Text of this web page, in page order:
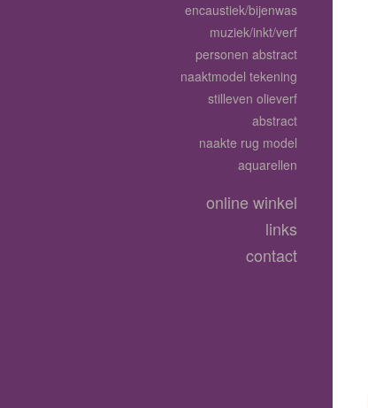
encaustiek/bijenwas
muziek/inkt/verf
personen abstract
naaktmodel tekening
stilleven olieverf
abstract
naakte rug model
aquarellen
online winkel
links
contact